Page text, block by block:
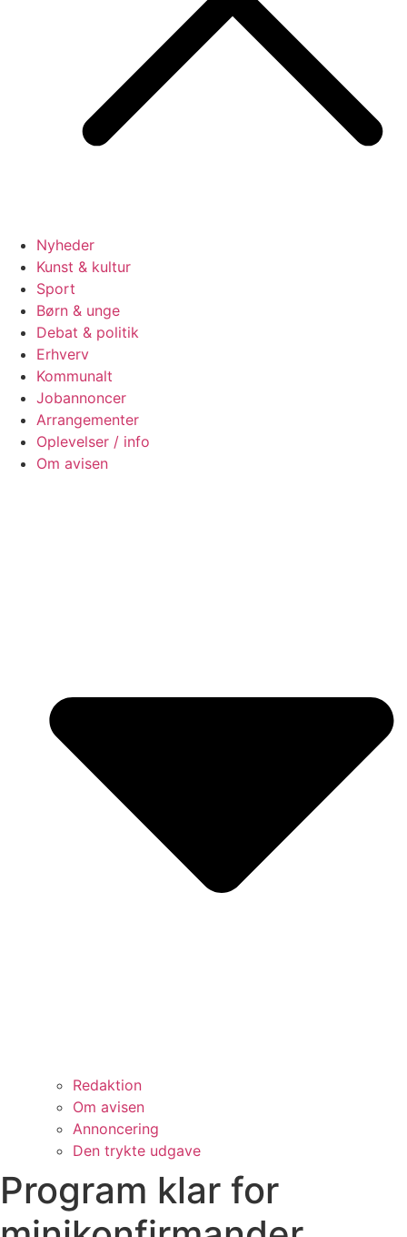
Nyheder
Kunst & kultur
Sport
Børn & unge
Debat & politik
Erhverv
Kommunalt
Jobannoncer
Arrangementer
Oplevelser / info
Om avisen
Redaktion
Om avisen
Annoncering
Den trykte udgave
Program klar for